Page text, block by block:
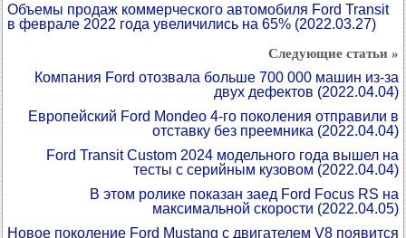
Объемы продаж коммерческого автомобиля Ford Transit
в феврале 2022 года увеличились на 65% (2022.03.27)
Следующие статьи »
Компания Ford отозвала больше 700 000 машин из-за
двух дефектов (2022.04.04)
Европейский Ford Mondeo 4-го поколения отправили в
отставку без преемника (2022.04.04)
Ford Transit Custom 2024 модельного года вышел на
тесты с серийным кузовом (2022.04.04)
В этом ролике показан заед Ford Focus RS на
максимальной скорости (2022.04.05)
Новое поколение Ford Mustang с двигателем V8 появится